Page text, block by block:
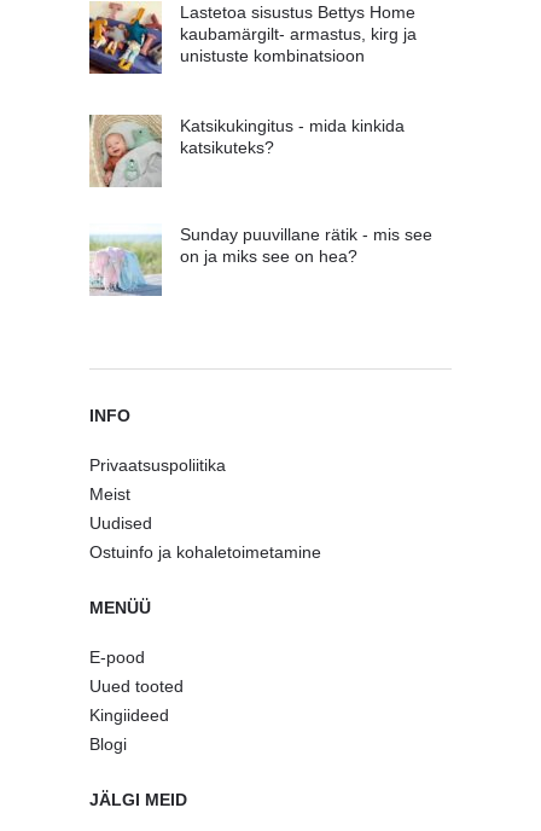
Lastetoa sisustus Bettys Home
kaubamärgilt- armastus, kirg ja
unistuste kombinatsioon
Katsikukingitus - mida kinkida
katsikuteks?
Sunday puuvillane rätik - mis see
on ja miks see on hea?
INFO
Privaatsuspoliitika
Meist
Uudised
Ostuinfo ja kohaletoimetamine
MENÜÜ
E-pood
Uued tooted
Kingiideed
Blogi
JÄLGI MEID